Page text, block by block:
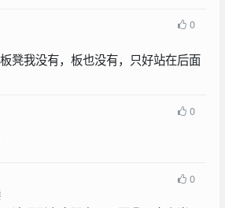
0
凳我没有，板也没有，只好站在后面
0
0